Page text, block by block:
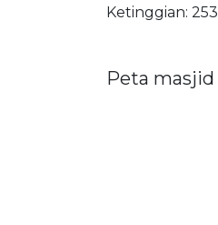
Ketinggian: 253
Peta